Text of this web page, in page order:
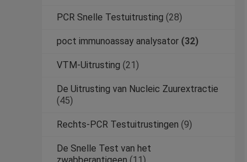
PCR Snelle Testuitrusting (28)
poct immunoassay analysator (32)
VTM-Uitrusting (21)
De Uitrusting van Nucleic Zuurextractie
(45)
Rechts-PCR Testuitrustingen (9)
De Snelle Test van het